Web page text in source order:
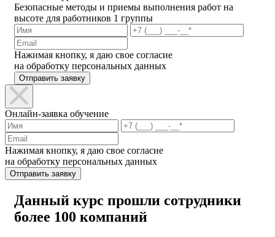
Безопасные методы и приемы выполнения работ на
высоте для работников 1 группы
Нажимая кнопку, я даю свое согласие
на обработку персональных данных
Отправить заявку
Онлайн-заявка обучение
Нажимая кнопку, я даю свое согласие
на обработку персональных данных
Отправить заявку
Данный курс прошли сотрудники
более 100 компаний